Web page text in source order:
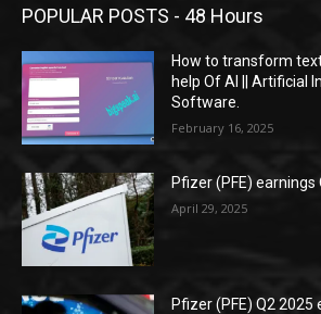
POPULAR POSTS - 48 Hours
How to transform
help Of AI || Artificial
Software.
February 16, 2025
Pfizer (PFE) earnings
April 29, 2025
Pfizer (PFE) Q2